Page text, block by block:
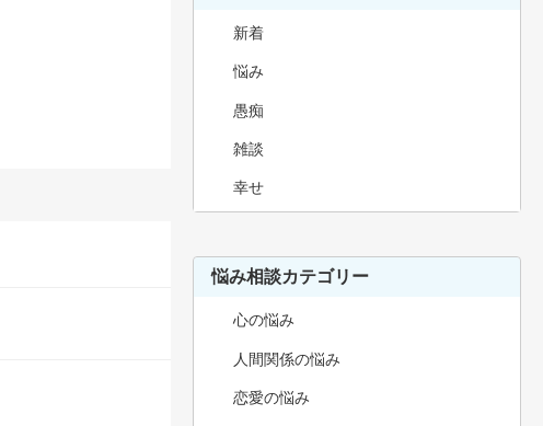
新着
悩み
愚痴
雑談
幸せ
悩み相談カテゴリー
心の悩み
人間関係の悩み
恋愛の悩み